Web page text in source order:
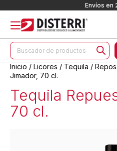
Envíos en
Búsqueda
de
productos
Inicio / Licores / Tequila /
Jimador, 70 cl.
Tequila
70 cl.